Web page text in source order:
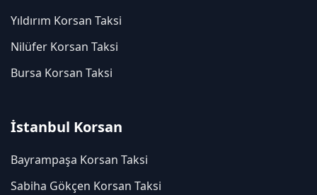
Yıldırım Korsan Taksi
Nilüfer Korsan Taksi
Bursa Korsan Taksi
İstanbul Korsan
Bayrampaşa Korsan Taksi
Sabiha Gökçen Korsan Taksi